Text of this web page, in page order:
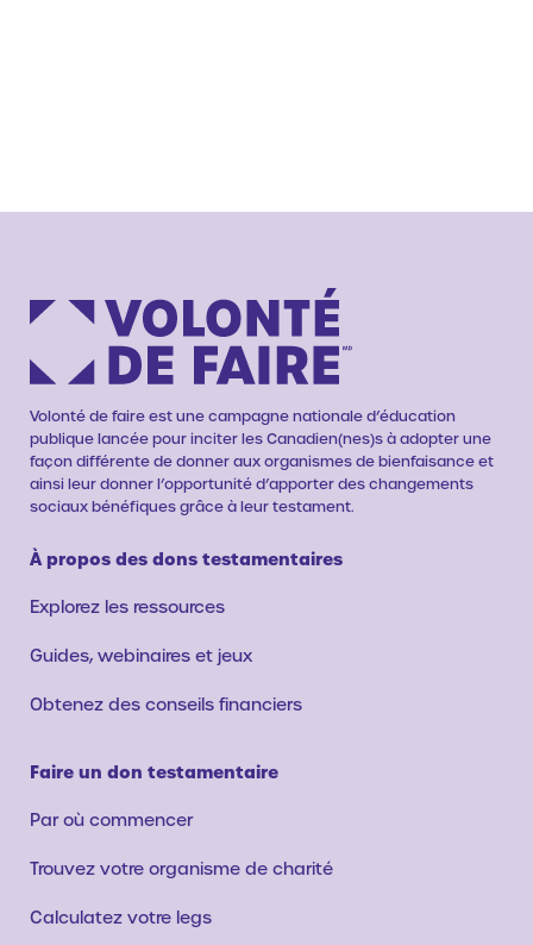
Volonté de faire est une campagne nationale d’éducation
publique lancée pour inciter les Canadien(nes)s à adopter une
façon différente de donner aux organismes de bienfaisance et
ainsi leur donner l’opportunité d’apporter des changements
sociaux bénéfiques grâce à leur testament.
À propos des dons testamentaires
Explorez les ressources
Guides, webinaires et jeux
Obtenez des conseils financiers
Faire un don testamentaire
Par où commencer
Trouvez votre organisme de charité
Calculatez votre legs